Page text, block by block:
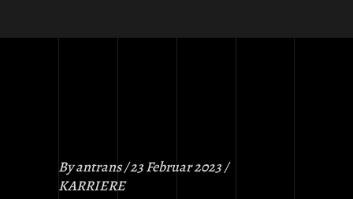
Byantrans 23 Februar 2023
KARRIERE